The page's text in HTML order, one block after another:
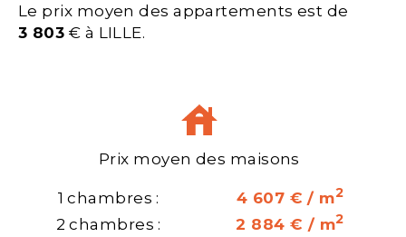
Le prix moyen des appartements est de
3 803 € à LILLE.
Prix moyen des maisons
1 chambres : 4 607 € / m2
2 chambres : 2 884 € / m2